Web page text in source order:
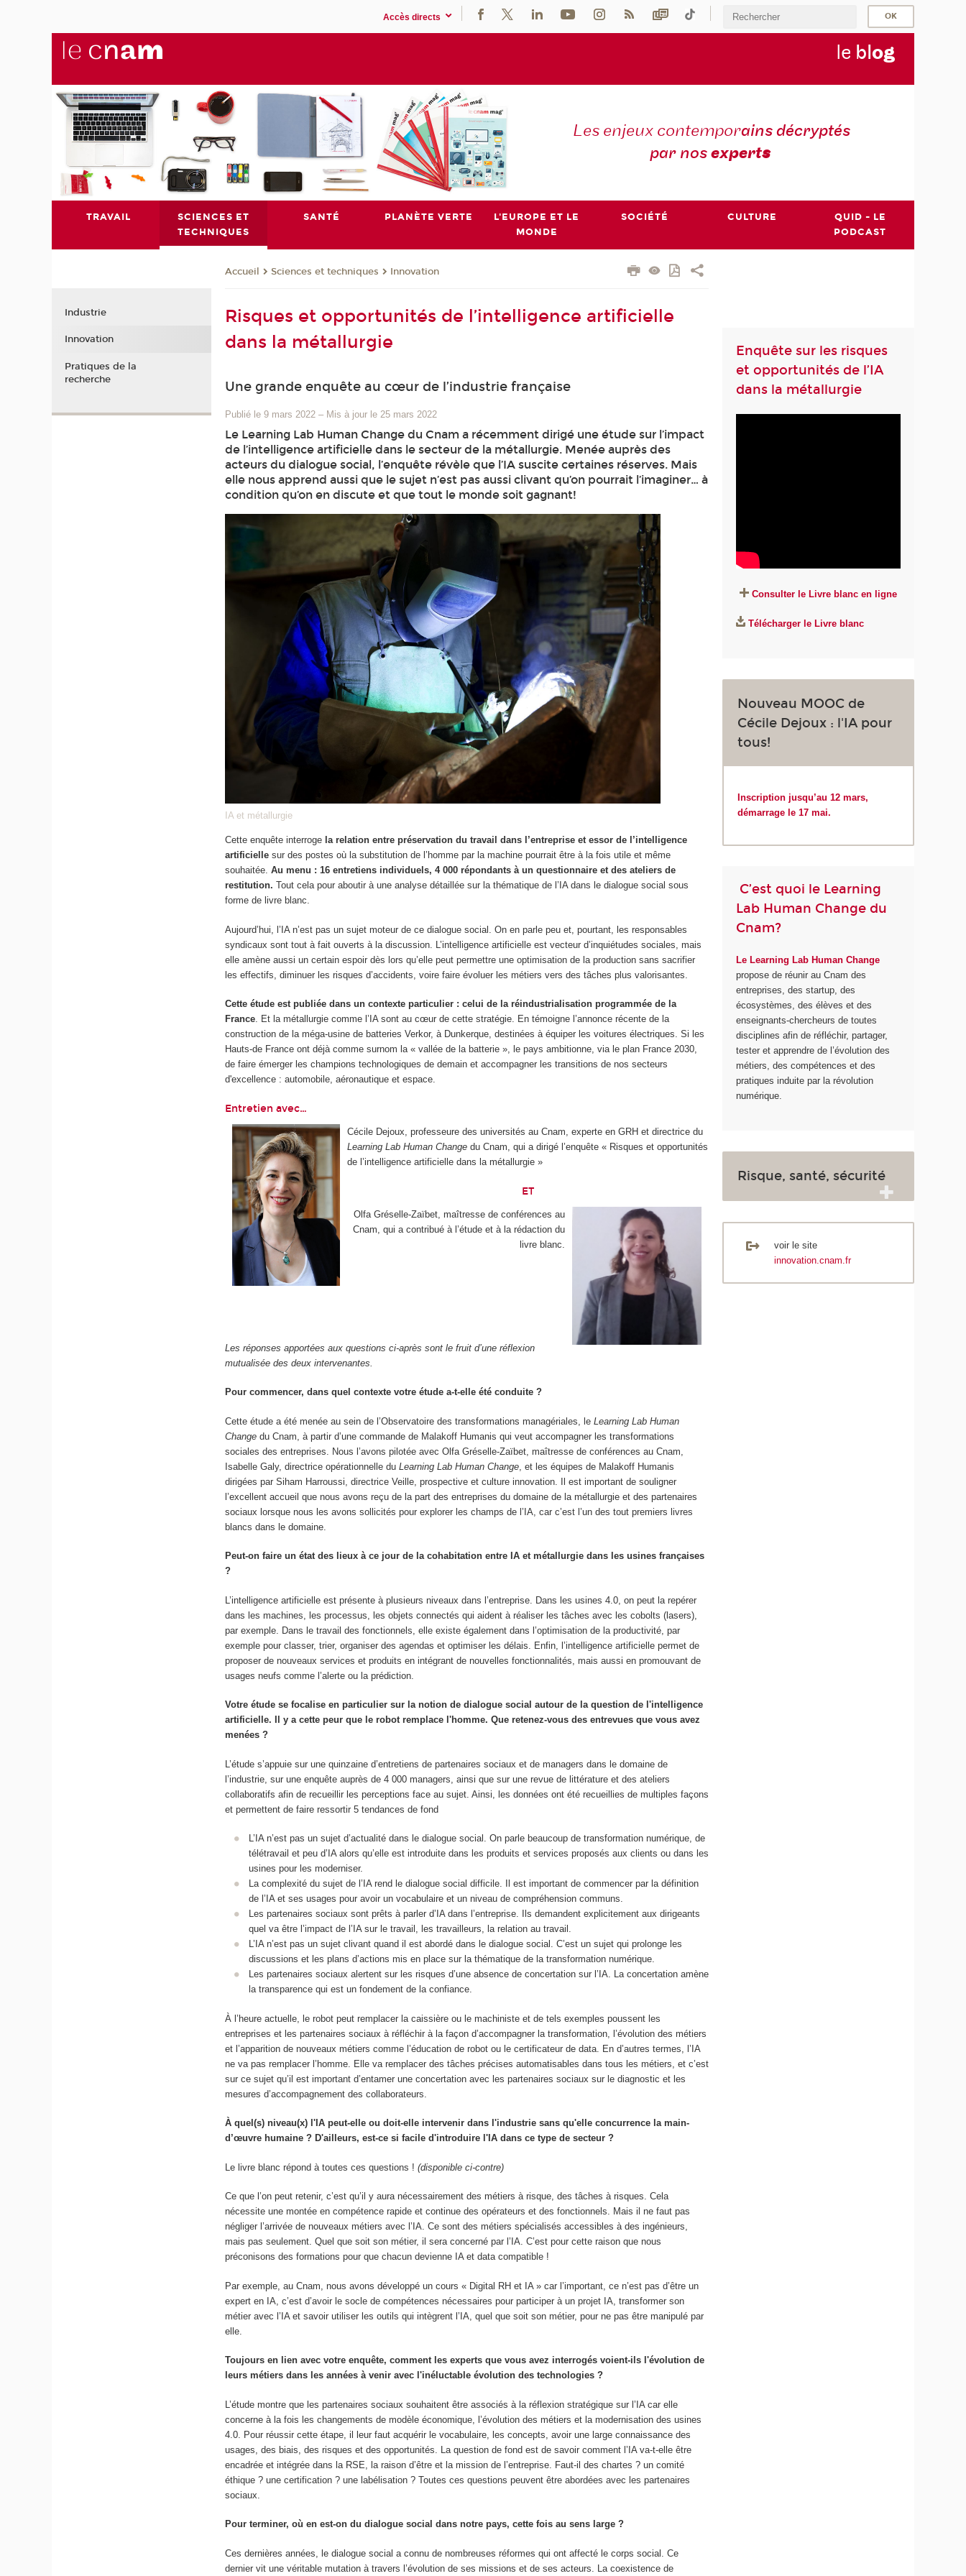
Accès directs
le blog
Les enjeux contemporains décryptés
par nosexperts
TRAVAIL
SCIENCES ET
TECHNIQUES
SANTÉ PLANÈTE VERTE
L'EUROPE ET LE
MONDE
SOCIÉTÉ CULTURE
QUID - LE
PODCAST
Accueil Sciences et techniques Innovation
Risques et opportunités de l’intelligence artificielle
dans la métallurgie
Une grande enquête au cœur de l’industrie française
Publié le 9 mars 2022 – Mis à jour le 25 mars 2022
Le Learning Lab Human Change du Cnam a récemment dirigé une étude sur l’impact
de l’intelligence artificielle dans le secteur de la métallurgie. Menée auprès des
acteurs du dialogue social, l’enquête révèle que l’IA suscite certaines réserves. Mais
elle nous apprend aussi que le sujet n’est pas aussi clivant qu’on pourrait l’imaginer… à
condition qu’on en discute et que tout le monde soit gagnant!
IA et métallurgie
Cette enquête interroge la relation entre préservation du travail dans l’entreprise et essor de l’intelligence
artificielle sur des postes où la substitution de l’homme par la machine pourrait être à la fois utile et même
souhaitée.Au menu : 16 entretiens individuels, 4 000 répondants à un questionnaire et des ateliers de
restitution. Tout cela pour aboutir à une analyse détaillée sur la thématique de l’IA dans le dialogue social sous
forme de livre blanc.
Aujourd’hui, l’IA n’est pas un sujet moteur de ce dialogue social. On en parle peu et, pourtant, les responsables
syndicaux sont tout à fait ouverts à la discussion. L’intelligence artificielle est vecteur d’inquiétudes sociales, mais
elle amène aussi un certain espoir dès lors qu’elle peut permettre une optimisation de la production sans sacrifier
les effectifs, diminuer les risques d’accidents, voire faire évoluer les métiers vers des tâches plus valorisantes.
Cette étude est publiée dans un contexte particulier : celui de la réindustrialisation programmée de la
France. Et la métallurgie comme l’IA sont au cœur de cette stratégie. En témoigne l’annonce récente de la
construction de la méga-usine de batteries Verkor, à Dunkerque, destinées à équiper les voitures électriques. Si les
Hauts-de France ont déjà comme surnom la « vallée de la batterie », le pays ambitionne, via le plan France 2030,
de faire émerger les champions technologiques de demain et accompagner les transitions de nos secteurs
d'excellence : automobile, aéronautique et espace.
Entretien avec…
Cécile Dejoux, professeure des universités au Cnam, experte en GRH et directrice du
Learning Lab Human Change du Cnam, qui a dirigé l’enquête « Risques et opportunités
de l’intelligence artificielle dans la métallurgie »
ET
Olfa Gréselle-Zaïbet, maîtresse de conférences au
Cnam, qui a contribué à l’étude et à la rédaction du
livre blanc.
Les réponses apportées aux questions ci-après sont le fruit d’une réflexion
mutualisée des deux intervenantes.
Pour commencer, dans quel contexte votre étude a-t-elle été conduite ?
Cette étude a été menée au sein de l’Observatoire des transformations managériales, leLearning Lab Human
Change du Cnam, à partir d’une commande de Malakoff Humanis qui veut accompagner les transformations
sociales des entreprises. Nous l’avons pilotée avec Olfa Gréselle-Zaïbet, maîtresse de conférences au Cnam,
Isabelle Galy, directrice opérationnelle duLearning Lab Human Change , et les équipes de Malakoff Humanis
dirigées par Siham Harroussi, directrice Veille, prospective et culture innovation. Il est important de souligner
l’excellent accueil que nous avons reçu de la part des entreprises du domaine de la métallurgie et des partenaires
sociaux lorsque nous les avons sollicités pour explorer les champs de l’IA, car c’est l’un des tout premiers livres
blancs dans le domaine.
Peut-on faire un état des lieux à ce jour de la cohabitation entre IA et métallurgie dans les usines françaises
?
L’intelligence artificielle est présente à plusieurs niveaux dans l’entreprise. Dans les usines 4.0, on peut la repérer
dans les machines, les processus, les objets connectés qui aident à réaliser les tâches avec les cobolts (lasers),
par exemple. Dans le travail des fonctionnels, elle existe également dans l’optimisation de la productivité, par
exemple pour classer, trier, organiser des agendas et optimiser les délais. Enfin, l’intelligence artificielle permet de
proposer de nouveaux services et produits en intégrant de nouvelles fonctionnalités, mais aussi en promouvant de
usages neufs comme l’alerte ou la prédiction.
Votre étude se focalise en particulier sur la notion de dialogue social autour de la question de l'intelligence
artificielle. Il y a cette peur que le robot remplace l'homme. Que retenez-vous des entrevues que vous avez
menées ?
L’étude s’appuie sur une quinzaine d’entretiens de partenaires sociaux et de managers dans le domaine de
l’industrie, sur une enquête auprès de 4 000 managers, ainsi que sur une revue de littérature et des ateliers
collaboratifs afin de recueillir les perceptions face au sujet. Ainsi, les données ont été recueillies de multiples façons
et permettent de faire ressortir 5 tendances de fond
L’IA n’est pas un sujet d’actualité dans le dialogue social. On parle beaucoup de transformation numérique, de
télétravail et peu d’IA alors qu’elle est introduite dans les produits et services proposés aux clients ou dans les
usines pour les moderniser.
La complexité du sujet de l’IA rend le dialogue social difficile. Il est important de commencer par la définition
de l’IA et ses usages pour avoir un vocabulaire et un niveau de compréhension communs.
Les partenaires sociaux sont prêts à parler d’IA dans l’entreprise. Ils demandent explicitement aux dirigeants
quel va être l’impact de l’IA sur le travail, les travailleurs, la relation au travail.
L’IA n’est pas un sujet clivant quand il est abordé dans le dialogue social. C’est un sujet qui prolonge les
discussions et les plans d’actions mis en place sur la thématique de la transformation numérique.
Les partenaires sociaux alertent sur les risques d’une absence de concertation sur l’IA. La concertation amène
la transparence qui est un fondement de la confiance.
À l’heure actuelle, le robot peut remplacer la caissière ou le machiniste et de tels exemples poussent les
entreprises et les partenaires sociaux à réfléchir à la façon d’accompagner la transformation, l’évolution des métiers
et l’apparition de nouveaux métiers comme l’éducation de robot ou le certificateur de data. En d’autres termes, l’IA
ne va pas remplacer l’homme. Elle va remplacer des tâches précises automatisables dans tous les métiers, et c’est
sur ce sujet qu’il est important d’entamer une concertation avec les partenaires sociaux sur le diagnostic et les
mesures d’accompagnement des collaborateurs.
À quel(s) niveau(x) l'IA peut-elle ou doit-elle intervenir dans l'industrie sans qu'elle concurrence la main-
d’œuvre humaine ? D'ailleurs, est-ce si facile d'introduire l'IA dans ce type de secteur ?
Le livre blanc répond à toutes ces questions !(disponible ci-contre)
Ce que l’on peut retenir, c’est qu’il y aura nécessairement des métiers à risque, des tâches à risques. Cela
nécessite une montée en compétence rapide et continue des opérateurs et des fonctionnels. Mais il ne faut pas
négliger l’arrivée de nouveaux métiers avec l’IA. Ce sont des métiers spécialisés accessibles à des ingénieurs,
mais pas seulement. Quel que soit son métier, il sera concerné par l’IA. C’est pour cette raison que nous
préconisons des formations pour que chacun devienne IA et data compatible !
Par exemple, au Cnam, nous avons développé un cours « Digital RH et IA » car l’important, ce n’est pas d’être un
expert en IA, c’est d’avoir le socle de compétences nécessaires pour participer à un projet IA, transformer son
métier avec l’IA et savoir utiliser les outils qui intègrent l’IA, quel que soit son métier, pour ne pas être manipulé par
elle.
Toujours en lien avec votre enquête, comment les experts que vous avez interrogés voient-ils l'évolution de
leurs métiers dans les années à venir avec l'inéluctable évolution des technologies ?
L’étude montre que les partenaires sociaux souhaitent être associés à la réflexion stratégique sur l’IA car elle
concerne à la fois les changements de modèle économique, l’évolution des métiers et la modernisation des usines
4.0. Pour réussir cette étape, il leur faut acquérir le vocabulaire, les concepts, avoir une large connaissance des
usages, des biais, des risques et des opportunités. La question de fond est de savoir comment l’IA va-t-elle être
encadrée et intégrée dans la RSE, la raison d’être et la mission de l’entreprise. Faut-il des chartes ? un comité
éthique ? une certification ? une labélisation ? Toutes ces questions peuvent être abordées avec les partenaires
sociaux.
Pour terminer, où en est-on du dialogue social dans notre pays, cette fois au sens large ?
Ces dernières années, le dialogue social a connu de nombreuses réformes qui ont affecté le corps social. Ce
dernier vit une véritable mutation à travers l’évolution de ses missions et de ses acteurs. La coexistence de
Enquête sur les risques
et opportunités de l’IA
dans la métallurgie
Consulter le Livre blanc en ligne
Télécharger le Livre blanc
Nouveau MOOC de
Cécile Dejoux : l'IA pour
tous!
Inscription jusqu’au 12 mars,
démarrage le 17 mai.
C’est quoi le Learning
Lab Human Change du
Cnam?
Le Learning Lab Human Change
propose de réunir au Cnam des
entreprises, des startup, des
écosystèmes, des élèves et des
enseignants-chercheurs de toutes
disciplines afin de réfléchir, partager,
tester et apprendre de l’évolution des
métiers, des compétences et des
pratiques induite par la révolution
numérique.
Risque, santé, sécurité
voir le site
innovation.cnam.fr
Industrie
Innovation
Pratiques de la
recherche